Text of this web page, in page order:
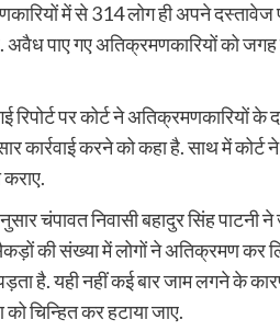
में से 314 लोग ही अपने
पाए गए अतिक्रमणकारियों को जगह
रिपोर्ट पर कोर्ट ने अतिक्रमणकारियों
करने को कहा है. साथ में कोर्ट
चंपावत निवासी बहादुर सिंह पाटनी
की संख्या में लोगों ने अतिक्रमण कर
है. यही नहीं कई बार जाम लगने के
चिन्हित कर हटाया जाए.